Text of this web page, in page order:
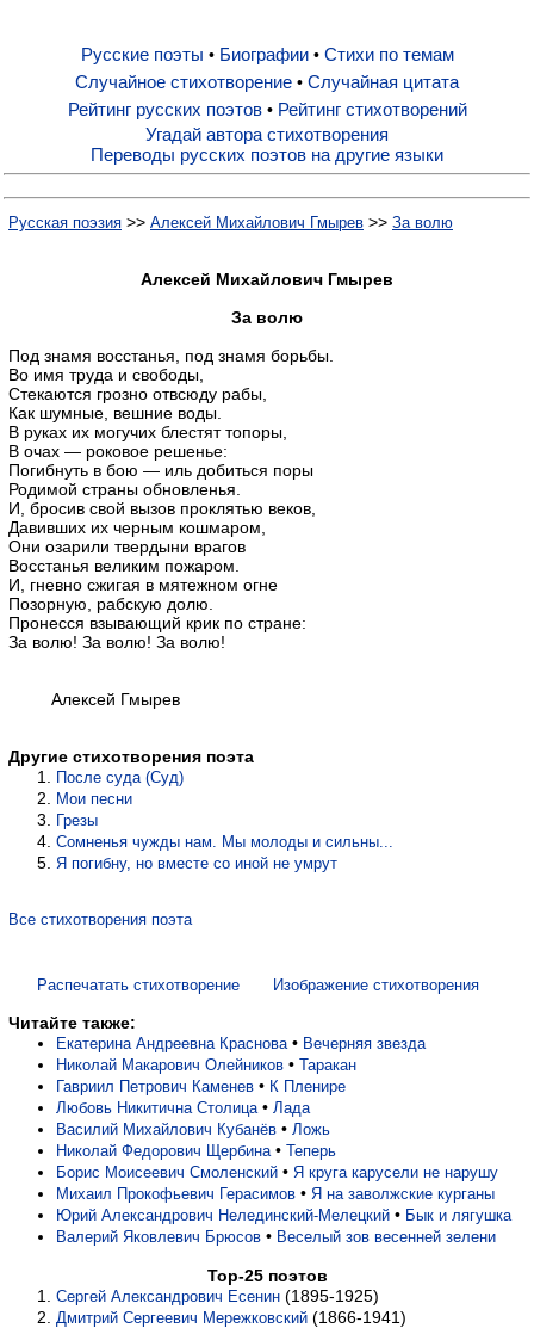
Русские поэты
Биографии
Стихи по темам
Случайное стихотворение
Случайная цитата
Рейтинг русских поэтов
Рейтинг стихотворений
Русские поэты • Биографии• Стихи по темам
Случайное стихотворение • Случайная цитата
Рейтинг русских поэтов• Рейтинг стихотворений
Угадай автора стихотворения
Переводы русских поэтов на другие языки
Русская поэзия >> Алексей Михайлович Гмырев >> За волю
Алексей Михайлович Гмырев
За волю
Под знамя восстанья, под знамя борьбы.
Во имя труда и свободы,
Стекаются грозно отвсюду рабы,
Как шумные, вешние воды.
В руках их могучих блестят топоры,
В очах — роковое решенье:
Погибнуть в бою — иль добиться поры
Родимой страны обновленья.
И, бросив свой вызов проклятью веков,
Давивших их черным кошмаром,
Они озарили твердыни врагов
Восстанья великим пожаром.
И, гневно сжигая в мятежном огне
Позорную, рабскую долю.
Пронесся взывающий крик по стране:
За волю! За волю! За волю!
Алексей Гмырев
Другие стихотворения поэта
После суда (Суд)
Мои песни
Грезы
Сомненья чужды нам. Мы молоды и сильны...
Я погибну, но вместе со иной не умрут
Все стихотворения поэта
Распечатать стихотворение Изображение стихотворения
Читайте также:
Екатерина Андреевна Краснова • Вечерняя звезда
Николай Макарович Олейников • Таракан
Гавриил Петрович Каменев • К Пленире
Любовь Никитична Столица • Лада
Василий Михайлович Кубанёв • Ложь
Николай Федорович Щербина • Теперь
Борис Моисеевич Смоленский • Я круга карусели не нарушу
Михаил Прокофьевич Герасимов • Я на заволжские курганы
Юрий Александрович Нелединский-Мелецкий • Бык и лягушка
Валерий Яковлевич Брюсов • Веселый зов весенней зелени
Top-25 поэтов
Сергей Александрович Есенин (1895-1925)
Дмитрий Сергеевич Мережковский (1866-1941)